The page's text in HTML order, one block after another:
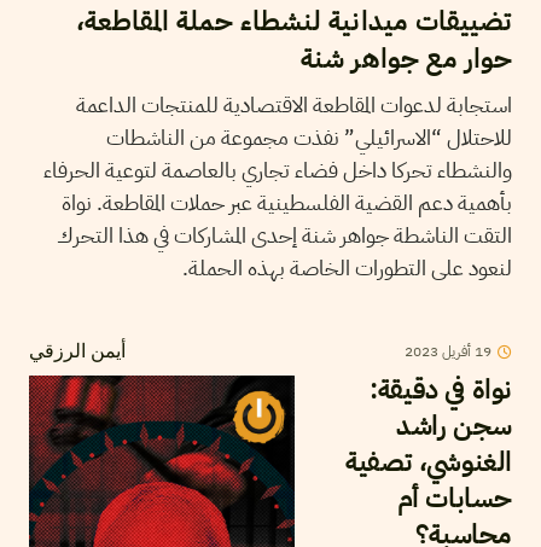
تضييقات ميدانية لنشطاء حملة المقاطعة،
حوار مع جواهر شنة
استجابة لدعوات المقاطعة الاقتصادية للمنتجات الداعمة
للاحتلال “الاسرائيلي” نفذت مجموعة من الناشطات
والنشطاء تحركا داخل فضاء تجاري بالعاصمة لتوعية الحرفاء
بأهمية دعم القضية الفلسطينية عبر حملات المقاطعة. نواة
التقت الناشطة جواهر شنة إحدى المشاركات في هذا التحرك
لنعود على التطورات الخاصة بهذه الحملة.
أيمن الرزقي 19 أفريل 2023
نواة في دقيقة:
سجن راشد
الغنوشي، تصفية
حسابات أم
محاسبة؟